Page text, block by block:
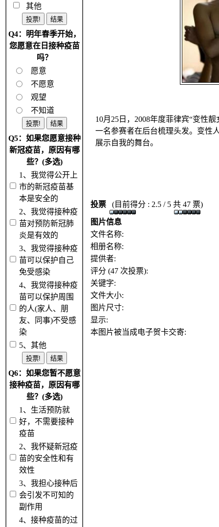
其他
Q4：明年春季开始，
您愿意在日接种疫苗
吗？
愿意
不愿意
观望
不知道
Q5：如果您愿意接种
新冠疫苗，原因有哪
些？(多选)
1、我觉得公开上
市的新冠疫苗基
本是安全的
2、我觉得接种疫
苗对预防新冠肺
炎是有效的
3、我觉得接种疫
苗可以保护自己
免受感染
4、我觉得接种疫
苗可以保护周围
的人(家人、朋
友、同事)不受感
染
5、其他
Q6：如果您暂不愿意
接种疫苗，原因有哪
些？(多选)
1、生活预防就
好，不需要接种
疫苗
2、我怀疑新冠疫
苗的安全性和有
效性
3、我担心接种后
会引发不可知的
副作用
4、接种疫苗的过
10月25日，2008年度菲律宾“变性
一名参赛者在后台梳理头发。变性
展示自我的舞台。
投票 (目前得分 : 2.5 / 5 共 47 票)
图片信息
文件名称:
相册名称:
提供者:
评分 (47 次投票):
关键字:
文件大小:
图片尺寸:
显示:
本图片被当成电子贺卡交寄: